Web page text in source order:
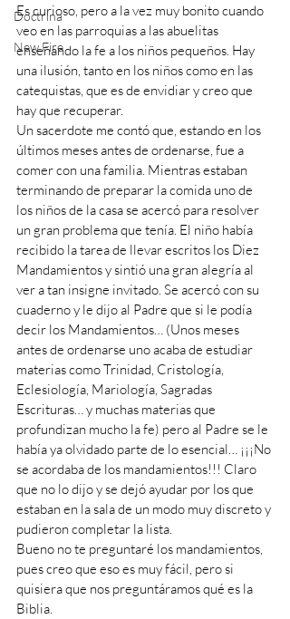
Doctrina
New Fire
Es curioso, pero a la vez muy bonito cuando
veo en las parroquias a las abuelitas
enseñando la fe a los niños pequeños. Hay
una ilusión, tanto en los niños como en las
catequistas, que es de envidiar y creo que
hay que recuperar.
Un sacerdote me contó que, estando en los
últimos meses antes de ordenarse, fue a
comer con una familia. Mientras estaban
terminando de preparar la comida uno de
los niños de la casa se acercó para resolver
un gran problema que tenía. El niño había
recibido la tarea de llevar escritos los Diez
Mandamientos y sintió una gran alegría al
ver a tan insigne invitado. Se acercó con su
cuaderno y le dijo al Padre que si le podía
decir los Mandamientos… (Unos meses
antes de ordenarse uno acaba de estudiar
materias como Trinidad, Cristología,
Eclesiología, Mariología, Sagradas
Escrituras… y muchas materias que
profundizan mucho la fe) pero al Padre se le
había ya olvidado parte de lo esencial… ¡¡¡No
se acordaba de los mandamientos!!! Claro
que no lo dijo y se dejó ayudar por los que
estaban en la sala de un modo muy discreto y
pudieron completar la lista.
Bueno no te preguntaré los mandamientos,
pues creo que eso es muy fácil, pero si
quisiera que nos preguntáramos qué es la
Biblia.